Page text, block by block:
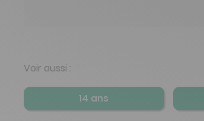
Voir aussi :
14 ans